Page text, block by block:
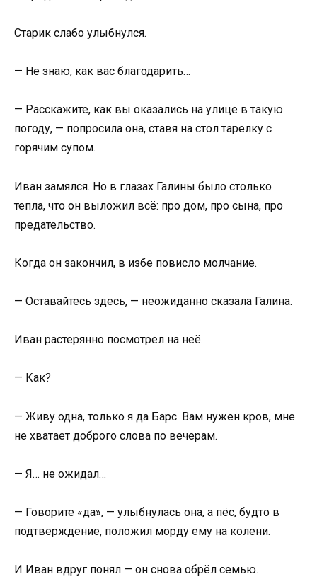
Старик слабо улыбнулся.
— Не знаю, как вас благодарить…
— Расскажите, как вы оказались на улице в такую
погоду, — попросила она, ставя на стол тарелку с
горячим супом.
Иван замялся. Но в глазах Галины было столько
тепла, что он выложил всё: про дом, про сына, про
предательство.
Когда он закончил, в избе повисло молчание.
— Оставайтесь здесь, — неожиданно сказала Галина.
Иван растерянно посмотрел на неё.
— Как?
— Живу одна, только я да Барс. Вам нужен кров, мне
не хватает доброго слова по вечерам.
— Я… не ожидал…
— Говорите «да», — улыбнулась она, а пёс, будто в
подтверждение, положил морду ему на колени.
И Иван вдруг понял — он снова обрёл семью.